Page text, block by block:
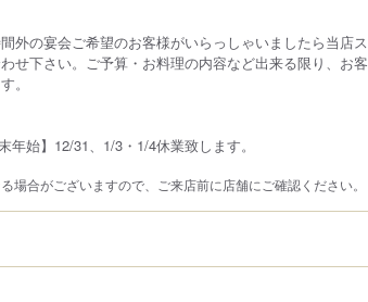
外の宴会ご希望のお客様がいらっしゃいましたら当店ス
せ下さい。ご予算・お料理の内容など出来る限り、お客
。
始】12/31、1/3・1/4休業致します。
場合がございますので、ご来店前に店舗にご確認ください。